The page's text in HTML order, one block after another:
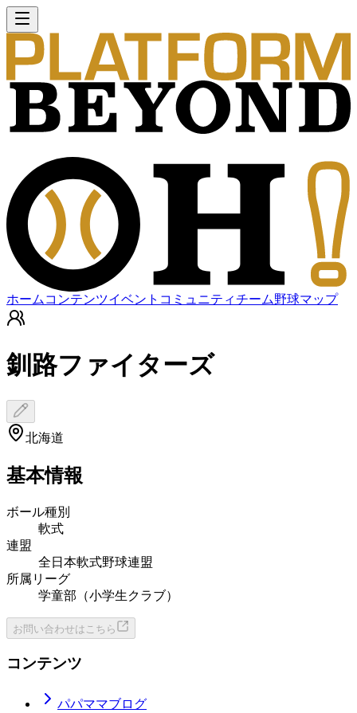
ホーム コンテンツイベント コミュニティチーム野球マップ
釧路ファイターズ
北海道
基本情報
ボール種別
軟式
連盟
全日本軟式野球連盟
所属リーグ
学童部（小学生クラブ）
お問い合わせはこちら
コンテンツ
パパママブログ